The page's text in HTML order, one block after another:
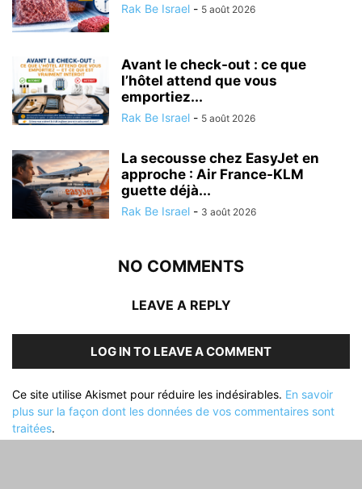
Rak Be Israel - 5 août 2026
Avant le check-out : ce que
l’hôtel attend que vous
emportiez...
Rak Be Israel - 5 août 2026
La secousse chez EasyJet en
approche : Air France-KLM
guette déjà...
Rak Be Israel - 3 août 2026
NO COMMENTS
LEAVE A REPLY
LOG IN TO LEAVE A COMMENT
Ce site utilise Akismet pour réduire les indésirables. En savoir
plus sur la façon dont les données de vos commentaires sont
traitées.